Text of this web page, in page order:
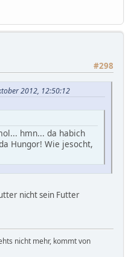
#298
2012, 12:50:12
hmn... da habich
Hungor! Wie jesocht,
nicht sein Futter
nicht mehr, kommt von